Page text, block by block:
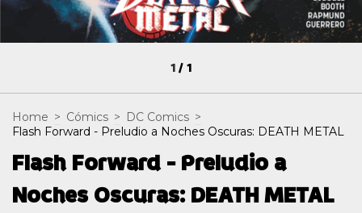
1/1
Home > Cómics > DC Comics >
Flash Forward - Preludio a Noches Oscuras: DEATH METAL
Flash Forward - Preludio a
Noches Oscuras: DEATH METAL